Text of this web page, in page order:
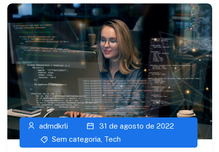
admdkrli
31 de agosto de 2022
Sem categoria Tech